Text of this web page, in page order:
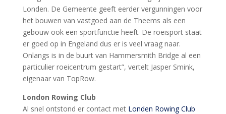
Londen. De Gemeente geeft eerder vergunningen voor
het bouwen van vastgoed aan de Theems als een
gebouw ook een sportfunctie heeft. De roeisport staat
er goed op in Engeland dus er is veel vraag naar.
Onlangs is in de buurt van Hammersmith Bridge al een
particulier roeicentrum gestart”, vertelt Jasper Smink,
eigenaar van TopRow.
London Rowing Club
Al snel ontstond er contact met Londen Rowing Club